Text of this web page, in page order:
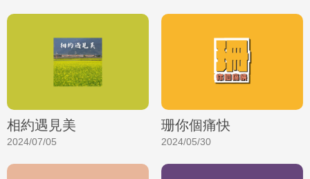
相約遇見美
2024/07/05
珊你個痛快
2024/05/30